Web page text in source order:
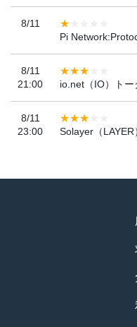
8/11
Pi
8/11
21:00
io.net（IO）トー
8/11
23:00
Solayer（